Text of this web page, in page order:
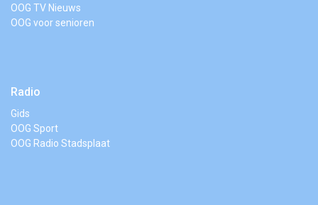
OOG TV Nieuws
OOG voor senioren
Radio
Gids
OOG Sport
OOG Radio Stadsplaat